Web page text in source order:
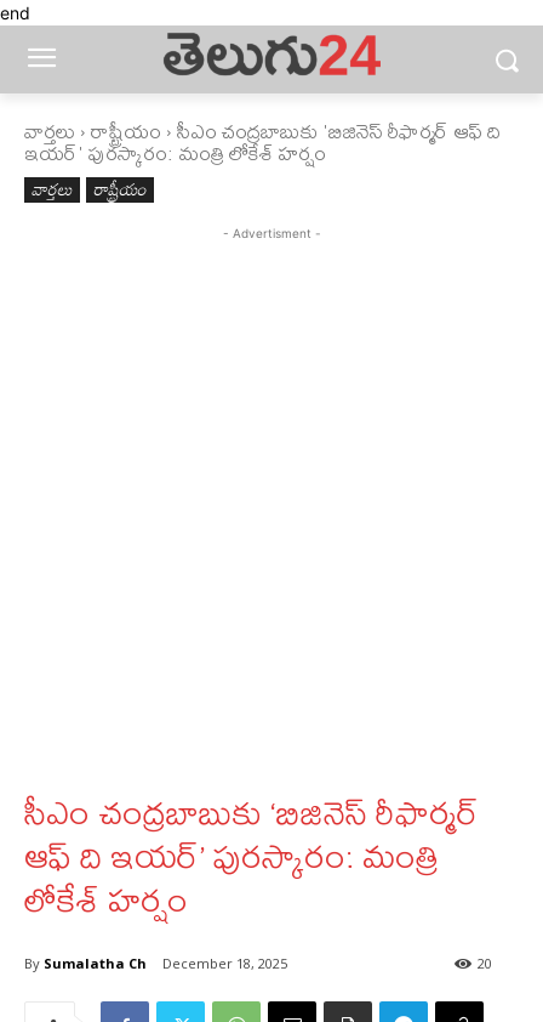
end
వార్తలు రాష్ట్రీయం సీఎం చంద్రబాబుకు 'బిజినెస్ రీఫార్మర్ ఆఫ్ ది
ఇయర్' పురస్కారం: మంత్రి లోకేశ్ హర్షం
వార్తలు రాష్ట్రీయం
- Advertisment -
సీఎం చంద్రబాబుకు ‘బిజినెస్ రీఫార్మర్
ఆఫ్ ది ఇయర్’ పురస్కారం: మంత్రి
లోకేశ్ హర్షం
By Sumalatha Ch December 18, 2025 20